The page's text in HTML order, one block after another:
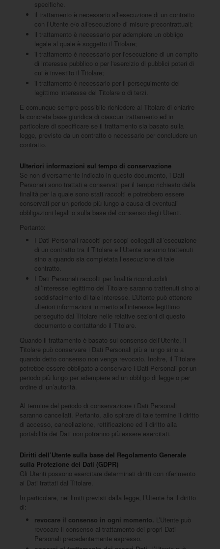
specifiche.
il trattamento è necessario all'esecuzione di un contratto
con l’Utente e/o all'esecuzione di misure precontrattuali;
il trattamento è necessario per adempiere un obbligo
legale al quale è soggetto il Titolare;
il trattamento è necessario per l'esecuzione di un compito
di interesse pubblico o per l'esercizio di pubblici poteri di
cui è investito il Titolare;
il trattamento è necessario per il perseguimento del
legittimo interesse del Titolare o di terzi.
È comunque sempre possibile richiedere al Titolare di chiarire
la concreta base giuridica di ciascun trattamento ed in
particolare di specificare se il trattamento sia basato sulla
legge, previsto da un contratto o necessario per concludere un
contratto.
Ulteriori informazioni sul tempo di conservazione
Se non diversamente indicato in questo documento, i Dati
Personali sono trattati e conservati per il tempo richiesto dalla
finalità per la quale sono stati raccolti e potrebbero essere
conservati per un periodo più lungo a causa di eventuali
obbligazioni legali o sulla base del consenso degli Utenti.
Pertanto:
I Dati Personali raccolti per scopi collegati all’esecuzione
di un contratto tra il Titolare e l’Utente saranno trattenuti
sino a quando sia completata l’esecuzione di tale
contratto.
I Dati Personali raccolti per finalità riconducibili
all’interesse legittimo del Titolare saranno trattenuti sino al
soddisfacimento di tale interesse. L’Utente può ottenere
ulteriori informazioni in merito all’interesse legittimo
perseguito dal Titolare nelle relative sezioni di questo
documento o contattando il Titolare.
Quando il trattamento è basato sul consenso dell’Utente, il
Titolare può conservare i Dati Personali più a lungo sino a
quando detto consenso non venga revocato. Inoltre, il Titolare
potrebbe essere obbligato a conservare i Dati Personali per un
periodo più lungo per adempiere ad un obbligo di legge o per
ordine di un’autorità.
Al termine del periodo di conservazione i Dati Personali
saranno cancellati. Pertanto, allo spirare di tale termine il diritto
di accesso, cancellazione, rettificazione ed il diritto alla
portabilità dei Dati non potranno più essere esercitati.
Diritti dell’Utente sulla base del Regolamento Generale
sulla Protezione dei Dati (GDPR)
Gli Utenti possono esercitare determinati diritti con riferimento
ai Dati trattati dal Titolare.
In particolare, nei limiti previsti dalla legge, l’Utente ha il diritto
di:
revocare il consenso in ogni momento. L’Utente può
revocare il consenso al trattamento dei propri Dati
Personali precedentemente espresso.